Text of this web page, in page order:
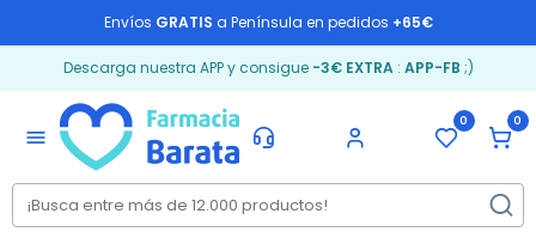
Envíos GRATIS a Península en pedidos +65€
Descarga nuestra APP y consigue -3€ EXTRA: APP-FB ;)
menu
0 0